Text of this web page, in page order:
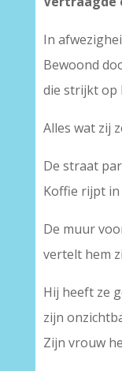
In
Bewoond
die strijkt op
Alles wat zij
De straat
Koffie rijpt in
De muur
vertelt hem
Hij heeft ze
zijn
Zijn vrouw